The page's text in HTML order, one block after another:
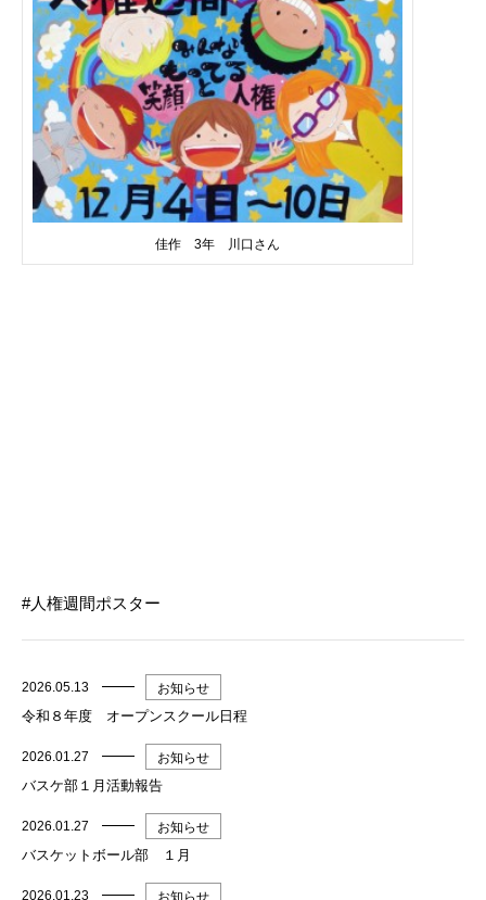
佳作 3年 川口さん
人権週間ポスター
2026.05.13 お知らせ
令和８年度 オープンスクール日程
2026.01.27 お知らせ
バスケ部１月活動報告
2026.01.27 お知らせ
バスケットボール部 １月
2026.01.23 お知らせ